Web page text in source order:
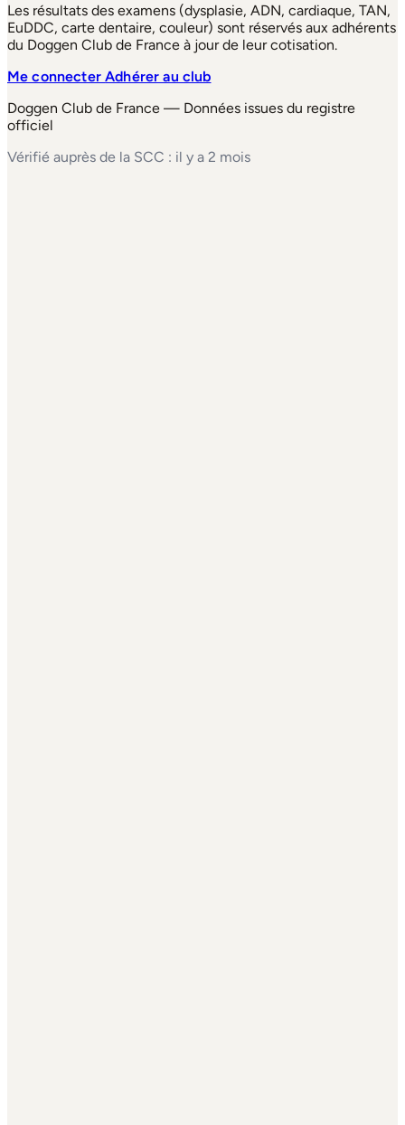
Les résultats des examens (dysplasie, ADN, cardiaque, TAN,
EuDDC, carte dentaire, couleur) sont réservés aux adhérents
du Doggen Club de France à jour de leur cotisation.
Me connecterAdhérer au club
Doggen Club de France — Données issues du registre
officiel
Vérifié auprès de la SCC : il y a 2 mois